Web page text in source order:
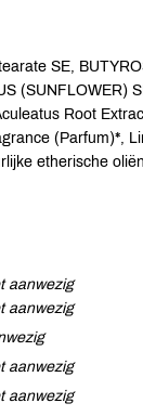
SE,
(SUNFLOWER)
Root
(Parfum)*,
etherische oliën
aanwezig
aanwezig
aanwezig
aanwezig